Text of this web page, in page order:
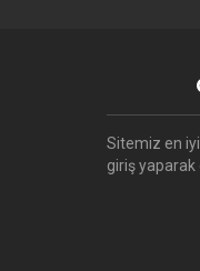
Sitemiz en
giriş yaparak